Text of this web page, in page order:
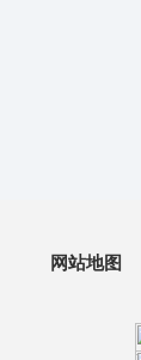
网站地图